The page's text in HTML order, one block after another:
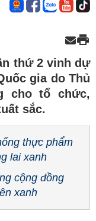
thứ 2 vinh dự
gia do Thủ
cho tổ chức,
sắc.
thực phẩm
lai xanh
cộng đồng
xanh